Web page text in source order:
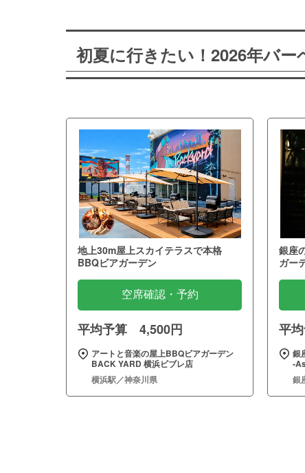
初夏に行きたい！2026年バ
地上30m屋上スカイテラスで本格
BBQビアガーデン
空席確認・予約
平均予算 4,500円
アートと音楽の屋上BBQビアガーデン
BACK YARD 横浜ビブレ店
横浜駅／神奈川県
銀座
ガー
平
銀
銀